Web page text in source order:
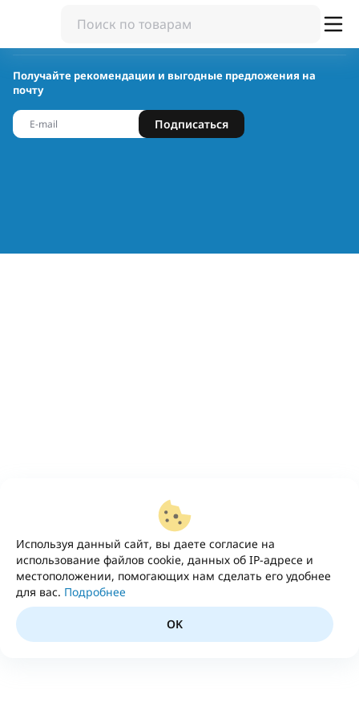
Используя данный сайт, вы даете согласие на
использование файлов cookie, данных об IP-адресе и
местоположении, помогающих нам сделать его удобнее
для вас. Подробнее
OK
Получайте рекомендации и выгодные предложения на
почту
Подписаться